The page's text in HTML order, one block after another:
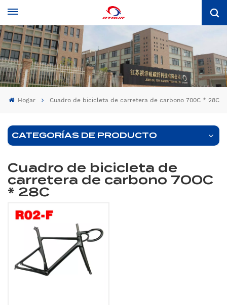
Hogar Cuadro de bicicleta de carretera de carbono 700C * 28C
CATEGORÍAS DE PRODUCTO
Cuadro de bicicleta de
carretera de carbono 700C
* 28C